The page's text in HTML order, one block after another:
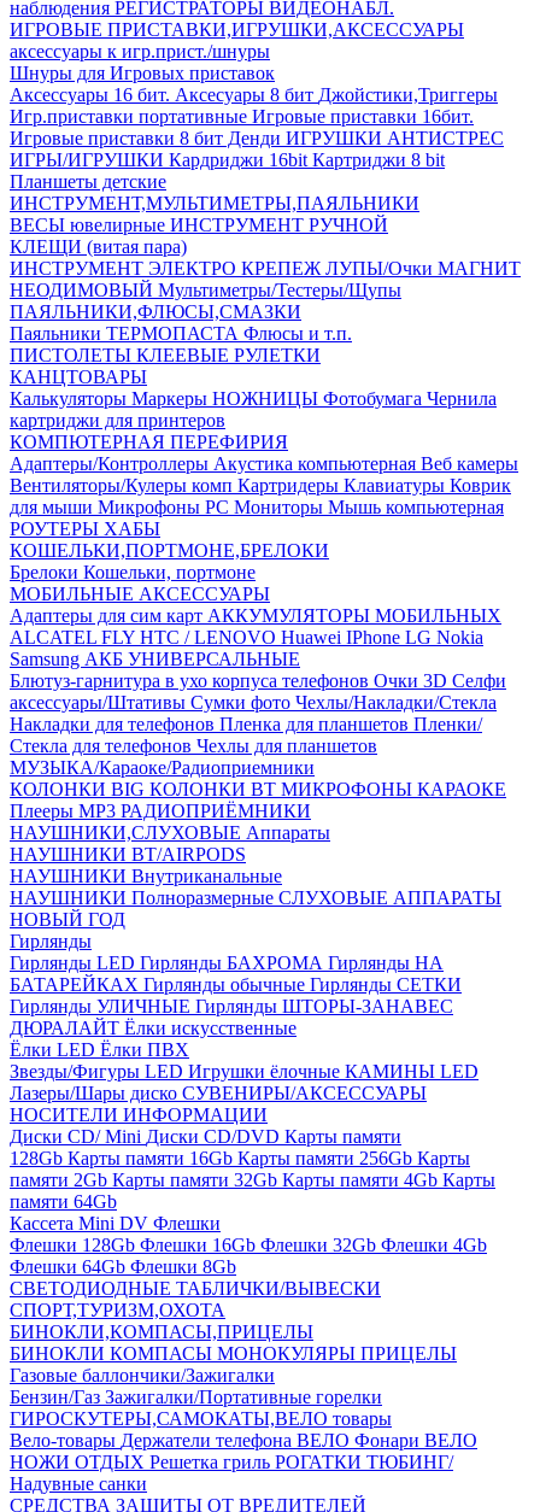
наблюдения РЕГИСТРАТОРЫ ВИДЕОНАБЛ.
ИГРОВЫЕ ПРИСТАВКИ,ИГРУШКИ,АКСЕССУАРЫ
аксесcуары к игр.прист./шнуры
Шнуры для Игровых приставок
Аксессуары 16 бит. Аксесуары 8 бит Джойстики,Триггеры
Игр.приставки портативные Игровые приставки 16бит.
Игровые приставки 8 бит Денди ИГРУШКИ АНТИСТРЕС
ИГРЫ/ИГРУШКИ Кардриджи 16bit Картриджи 8 bit
Планшеты детские
ИНСТРУМЕНТ,МУЛЬТИМЕТРЫ,ПАЯЛЬНИКИ
ВЕСЫ ювелирные ИНСТРУМЕНТ РУЧНОЙ
КЛЕЩИ (витая пара)
ИНСТРУМЕНТ ЭЛЕКТРО КРЕПЕЖ ЛУПЫ/Очки МАГНИТ
НЕОДИМОВЫЙ Мультиметры/Тестеры/Щупы
ПАЯЛЬНИКИ,ФЛЮСЫ,СМАЗКИ
Паяльники ТЕРМОПАСТА Флюсы и т.п.
ПИСТОЛЕТЫ КЛЕЕВЫЕ РУЛЕТКИ
КАНЦТОВАРЫ
Калькуляторы Маркеры НОЖНИЦЫ Фотобумага Чернила
картриджи для принтеров
КОМПЮТЕРНАЯ ПЕРЕФИРИЯ
Адаптеры/Контроллеры Акустика компьютерная Веб камеры
Вентиляторы/Кулеры комп Картридеры Клавиатуры Коврик
для мыши Микрофоны PC Мониторы Мышь компьютерная
РОУТЕРЫ ХАБЫ
КОШЕЛЬКИ,ПОРТМОНЕ,БРЕЛОКИ
Брелоки Кошельки, портмоне
МОБИЛЬНЫЕ АКСЕССУАРЫ
Адаптеры для сим карт АККУМУЛЯТОРЫ МОБИЛЬНЫХ
ALCATEL FLY HTC / LENOVO Huawei IPhone LG Nokia
Samsung АКБ УНИВЕРСАЛЬНЫЕ
Блютуз-гарнитура в ухо корпуса телефонов Очки 3D Селфи
аксессуары/Штативы Сумки фото Чехлы/Накладки/Стекла
Накладки для телефонов Пленка для планшетов Пленки/
Стекла для телефонов Чехлы для планшетов
МУЗЫКА/Караоке/Радиоприемники
КОЛОНКИ BIG КОЛОНКИ BT МИКРОФОНЫ КАРАОКЕ
Плееры MP3 РАДИОПРИЁМНИКИ
НАУШНИКИ,СЛУХОВЫЕ Аппараты
НАУШНИКИ BT/AIRPODS
НАУШНИКИ Внутриканальные
НАУШНИКИ Полноразмерные СЛУХОВЫЕ АППАРАТЫ
НОВЫЙ ГОД
Гирлянды
Гирлянды LED Гирлянды БАХРОМА Гирлянды НА
БАТАРЕЙКАХ Гирлянды обычные Гирлянды СЕТКИ
Гирлянды УЛИЧНЫЕ Гирлянды ШТОРЫ-ЗАНАВЕС
ДЮРАЛАЙТ Ёлки искусственные
Ёлки LED Ёлки ПВХ
Звезды/Фигуры LED Игрушки ёлочные КАМИНЫ LED
Лазеры/Шары диско СУВЕНИРЫ/АКСЕССУАРЫ
НОСИТЕЛИ ИНФОРМАЦИИ
Диски CD/ Mini Диски CD/DVD Карты памяти
128Gb Карты памяти 16Gb Карты памяти 256Gb Карты
памяти 2Gb Карты памяти 32Gb Карты памяти 4Gb Карты
памяти 64Gb
Кассета Mini DV Флешки
Флешки 128Gb Флешки 16Gb Флешки 32Gb Флешки 4Gb
Флешки 64Gb Флешки 8Gb
СВЕТОДИОДНЫЕ ТАБЛИЧКИ/ВЫВЕСКИ
СПОРТ,ТУРИЗМ,ОХОТА
БИНОКЛИ,КОМПАСЫ,ПРИЦЕЛЫ
БИНОКЛИ КОМПАСЫ МОНОКУЛЯРЫ ПРИЦЕЛЫ
Газовые баллончики/Зажигалки
Бензин/Газ Зажигалки/Портативные горелки
ГИРОСКУТЕРЫ,САМОКАТЫ,ВЕЛО товары
Вело-товары Держатели телефона ВЕЛО Фонари ВЕЛО
НОЖИ ОТДЫХ Решетка гриль РОГАТКИ ТЮБИНГ/
Надувные санки
СРЕДСТВА ЗАЩИТЫ ОТ ВРЕДИТЕЛЕЙ